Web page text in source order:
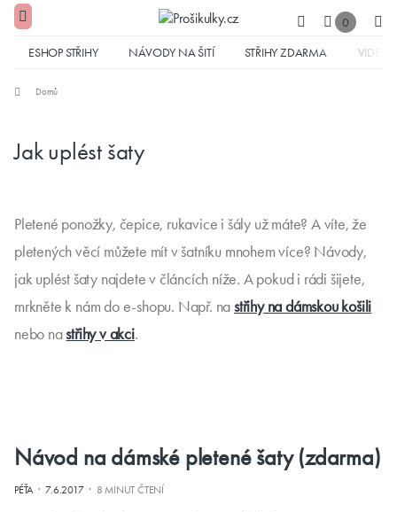
0
ESHOP STŘIHY NÁVODY NA ŠITÍ STŘIHY ZDARMA VIDEA
Domů
Jak uplést šaty
Pletené ponožky, čepice, rukavice i šály už máte? A víte, že
pletených věcí můžete mít v šatníku mnohem více? Návody,
jak uplést šaty najdete v článcích níže. A pokud i rádi šijete,
mrkněte k nám do e-shopu. Např. nastřihy na dámskou košili
nebo nastřihy v akci.
Návod na dámské pletené šaty (zdarma)
PÉŤA·7.6.2017· 8 MINUT ČTENÍ